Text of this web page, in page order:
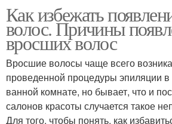
Как избежать
волос. Причины
вросших волос
Вросшие волосы чаще всего
проведенной процедуры эпиляции в
ванной комнате, но бывает, что и
салонов красоты случается такое
Для того, чтобы понять, как